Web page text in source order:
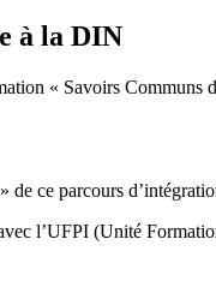
à la DIN
« Savoirs Communs
de ce parcours
l’UFPI (Unité